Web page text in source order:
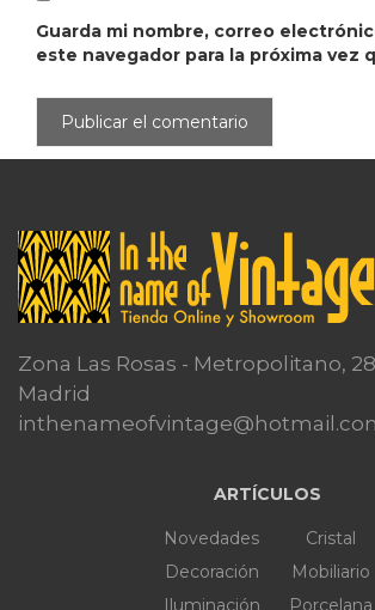
Guarda mi nombre, correo
este navegador para la próxima vez
Zona Las Rosas - Metropolitano,
Madrid
ARTÍCULOS
Novedades
Decoración
Iluminación
Cristal
Mobiliario
Porcelana